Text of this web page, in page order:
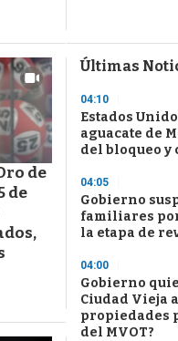
de
de
Últimas
04:10
Estados
aguacate de
del bloqueo y
04:05
Gobierno
familiares
la etapa de
04:00
Gobierno
Ciudad Vieja
propiedades
del MVOT?